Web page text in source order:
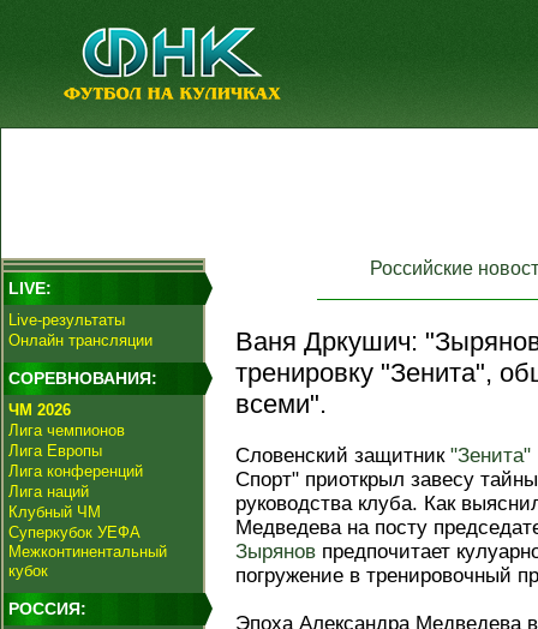
LIVE:
Live-результаты
Онлайн трансляции
СОРЕВНОВАНИЯ:
ЧМ 2026
Лига чемпионов
Лига Европы
Лига конференций
Лига наций
Клубный ЧМ
Суперкубок УЕФА
Межконтинентальный
кубок
РОССИЯ:
Российские
Ваня Дркушич:
тренировку "Зенита",
всеми".
Словенский защитник "Зенита"
Спорт" приоткрыл завесу
руководства клуба. Как
Медведева на посту
Зырянов предпочитает
погружение в тренировочный
Эпоха Александра Медведева